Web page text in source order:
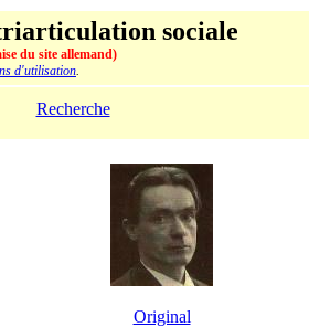
sociale
du site allemand)
d'utilisation.
Recherche
Original